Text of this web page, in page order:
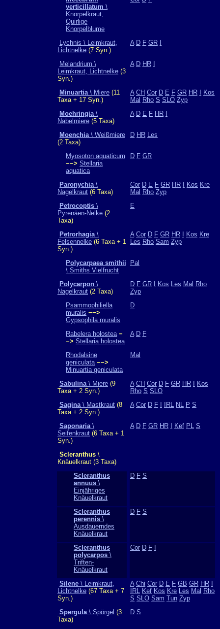
verticillatum \
Knorpelkraut,
Quirlige
Knorpelblume
Lychnis \ Leimkraut,
Lichtnelke (7 Syn.)
A D F GR
Melandrium \
Leimkraut, Lichtnelke (3
Syn.)
A D HR
Minuartia\ Miere (11
Taxa + 17 Syn.)
A CH Cor D E F GR HR
Kos
Mal Rho S SLO Zyp
Moehringia\
Nabelmiere (5 Taxa)
A D E F HR
Moenchia\ Weißmiere
(2 Taxa)
D HR Les
Myosoton aquaticum
−−> Stellaria
aquatica
D F GR
Paronychia\
Nagelkraut (6 Taxa)
Cor D E F GR HR Kos Kre
Mal Rho Zyp
Petrocoptis \
Pyrenäen-Nelke (2
Taxa)
E
Petrorhagia\
Felsennelke (6 Taxa + 1
Syn.)
A Cor D F GR HR Kos Kre
Les Rho Sam Zyp
Polycarpaea smithii
\ Smiths Vielfrucht
Pal
Polycarpon \
Nagelkraut (2 Taxa)
D F GR Kos Les Mal Rho
Zyp
Psammophiliella
muralis −−>
Gypsophila muralis
D
Rabelera holostea −
−> Stellaria holostea
A D F
Rhodalsine
geniculata −−>
Minuartia geniculata
Mal
Sabulina\ Miere (9
Taxa + 2 Syn.)
A CH Cor D F GR HR
Kos
Rho S SLO
Sagina\ Mastkraut (8
Taxa + 2 Syn.)
A Cor D F IRL NL P S
Saponaria\
Seifenkraut (6 Taxa + 1
Syn.)
A D F GR HR Kef PL S
Scleranthus \
Knäuelkraut (3 Taxa)
Scleranthus
annuus \
Einjähriges
Knäuelkraut
D F S
Scleranthus
perennis \
Ausdauerndes
Knäuelkraut
D F S
Scleranthus
polycarpos \
Triften-
Knäuelkraut
Cor D F
Silene \ Leimkraut,
Lichtnelke (67 Taxa + 7
Syn.)
A Chi Cor D E F GB GR HR
IRL Kef Kos Kre Les Mal Rho
S SLO Sam Tun Zyp
Spergula\ Spörgel (3
Taxa)
D S